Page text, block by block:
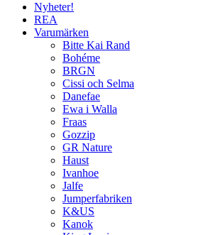
Nyheter!
REA
Varumärken
Bitte Kai Rand
Bohéme
BRGN
Cissi och Selma
Danefae
Ewa i Walla
Fraas
Gozzip
GR Nature
Haust
Ivanhoe
Jalfe
Jumperfabriken
K&US
Kanok